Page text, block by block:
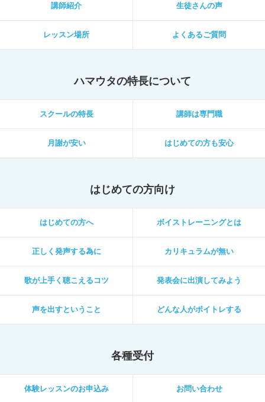
講師紹介 生徒さんの声
レッスン場所 よくあるご質問
ハマウタの特長について
スクールの特長 講師は専門職
月謝が安い はじめての方も安心
はじめての方向け
はじめての方へ ボイストレーニングとは
正しく発声する為に カリキュラムが無い
歌が上手く聴こえるコツ 発表会に出演してみよう
声を出すということ どんな人がボイトレする
各種受付
体験レッスンのお申込み お問い合わせ